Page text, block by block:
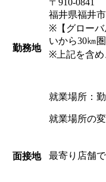
勤務地
〒910-0841
福井県福井
※【グローバ
いから30㎞圏
※上記を含め
就業場所：
就業場所の
面接地 最寄り店舗